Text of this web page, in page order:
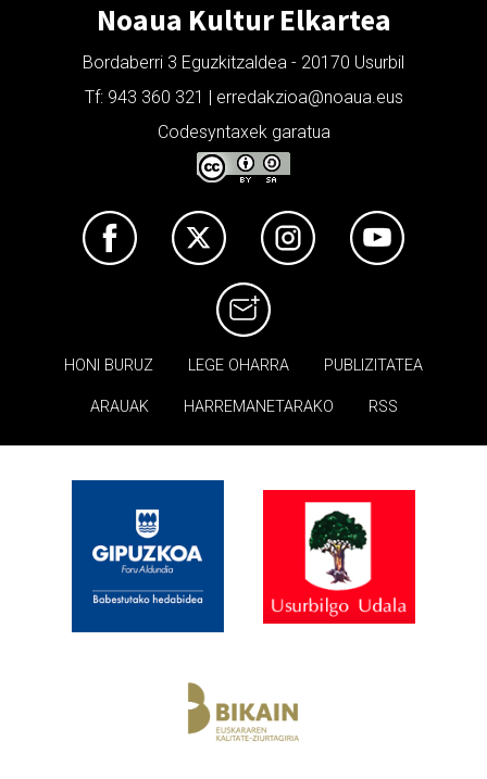
Noaua Kultur Elkartea
Bordaberri 3 Eguzkitzaldea - 20170 Usurbil
Tf: 943 360 321 | erredakzioa@noaua.eus
Codesyntaxek garatua
HONI BURUZ LEGE OHARRA PUBLIZITATEA
ARAUAK HARREMANETARAKO RSS